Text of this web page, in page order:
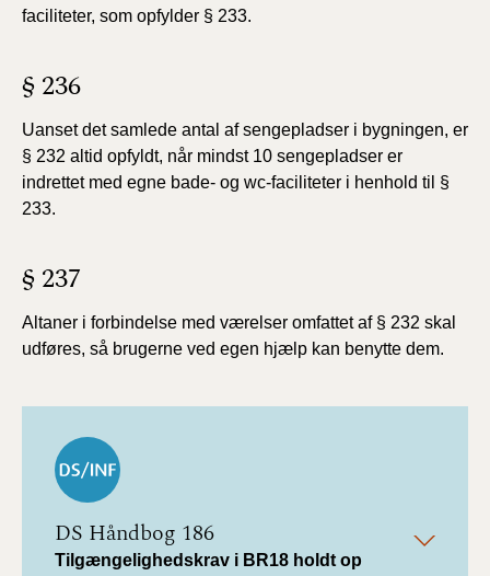
faciliteter, som opfylder § 233.
§ 236
Uanset det samlede antal af sengepladser i bygningen, er
§ 232 altid opfyldt, når mindst 10 sengepladser er
indrettet med egne bade- og wc-faciliteter i henhold til §
233.
§ 237
Altaner i forbindelse med værelser omfattet af § 232 skal
udføres, så brugerne ved egen hjælp kan benytte dem.
DS Håndbog 186
Tilgængelighedskrav i BR18 holdt op